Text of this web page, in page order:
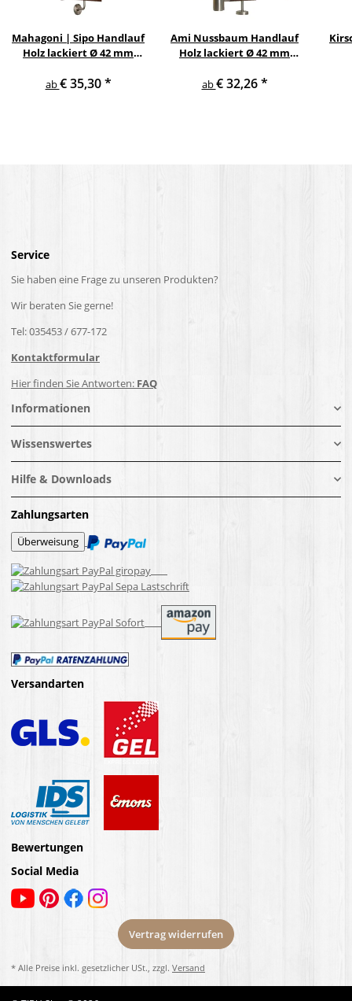
Mahagoni | Sipo Handlauf
Holz lackiert Ø 42 mm
Edelstahlhalter und
ab€ 35,30*
Ami Nussbaum Handlauf
Holz lackiert Ø 42 mm
und Enden
ab€ 32,26*
Service
Sie haben eine Frage zu unseren Produkten?
Wir beraten Sie gerne!
Tel: 035453 / 677-172
Kontaktformular
Hier finden Sie Antworten: FAQ
Informationen
Wissenswertes
Hilfe & Downloads
Zahlungsarten
Versandarten
Bewertungen
Social Media
Vertrag widerrufen
* Alle Preise inkl. gesetzlicher USt., zzgl. Versand